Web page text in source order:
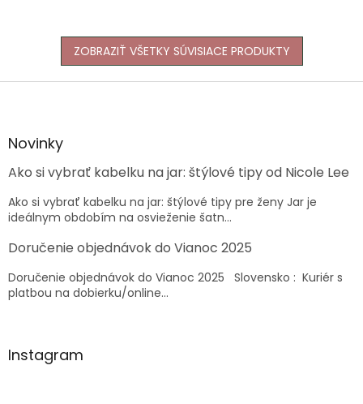
ZOBRAZIŤ VŠETKY SÚVISIACE PRODUKTY
Z
äNovinky
Ako si vybrať kabelku na jar: štýlové tipy od Nicole Lee
Ako si vybrať kabelku na jar: štýlové tipy pre ženy Jar je
ideálnym obdobím na osvieženie šatn...
Doručenie objednávok do Vianoc 2025
Doručenie objednávok do Vianoc 2025 Slovensko : Kuriér s
platbou na dobierku/online...
Instagram